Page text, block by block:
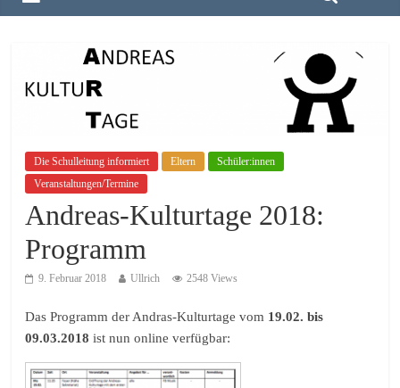
Die Schulleitung informiert Eltern
Schüler:innen
Veranstaltungen/Termine
Andreas-Kulturtage 2018:
Programm
9. Februar 2018 Ullrich 2548 Views
Das Programm der Andras-Kulturtage vom 19.02. bis
09.03.2018ist nun online verfügbar: